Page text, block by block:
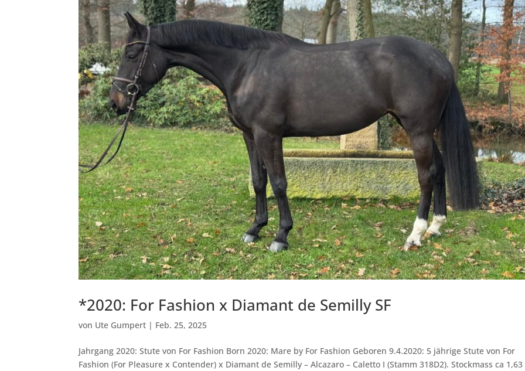
*2020: For Fashion x Diamant de Semilly SF
von Ute Gumpert | Feb. 25, 2025
Jahrgang 2020: Stute von For Fashion Born 2020: Mare by For Fashion Geboren 9.4.2020: 5 jährige Stute von For
Fashion (For Pleasure x Contender) x Diamant de Semilly – Alcazaro – Caletto I (Stamm 318D2). Stockmass ca